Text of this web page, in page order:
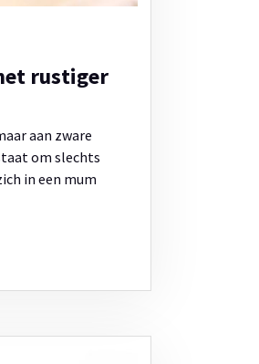
rustiger
aan zware
om slechts
in een mum